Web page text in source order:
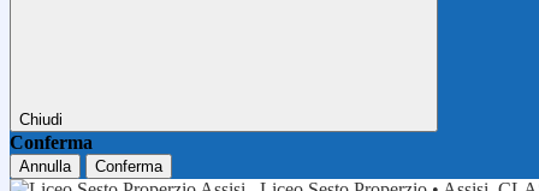
Chiudi
Conferma
Annulla Conferma